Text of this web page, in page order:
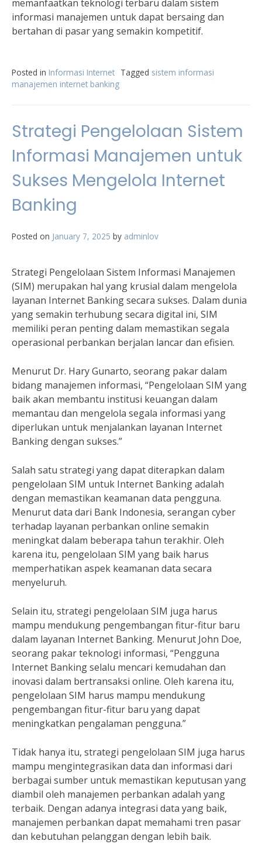
memanfaatkan teknologi terbaru dalam sistem
informasi manajemen untuk dapat bersaing dan
bertahan di pasar yang semakin kompetitif.
Posted in Informasi Internet Tagged sistem informasi
manajemen internet banking
Strategi Pengelolaan Sistem
Informasi Manajemen untuk
Sukses Mengelola Internet
Banking
Posted on January 7, 2025 by adminlov
Strategi Pengelolaan Sistem Informasi Manajemen
(SIM) merupakan hal yang krusial dalam mengelola
layanan Internet Banking secara sukses. Dalam dunia
yang semakin terhubung secara digital ini, SIM
memiliki peran penting dalam memastikan segala
operasional perbankan berjalan lancar dan efisien.
Menurut Dr. Hary Gunarto, seorang pakar dalam
bidang manajemen informasi, “Pengelolaan SIM yang
baik akan membantu institusi keuangan dalam
memantau dan mengelola segala informasi yang
diperlukan untuk menjalankan layanan Internet
Banking dengan sukses.”
Salah satu strategi yang dapat diterapkan dalam
pengelolaan SIM untuk Internet Banking adalah
dengan memastikan keamanan data pengguna.
Menurut data dari Bank Indonesia, serangan cyber
terhadap layanan perbankan online semakin
meningkat dalam beberapa tahun terakhir. Oleh
karena itu, pengelolaan SIM yang baik harus
memperhatikan aspek keamanan data secara
menyeluruh.
Selain itu, strategi pengelolaan SIM juga harus
mampu mendukung pengembangan fitur-fitur baru
dalam layanan Internet Banking. Menurut John Doe,
seorang pakar teknologi informasi, “Pengguna
Internet Banking selalu mencari kemudahan dan
inovasi dalam bertransaksi online. Oleh karena itu,
pengelolaan SIM harus mampu mendukung
pengembangan fitur-fitur baru yang dapat
meningkatkan pengalaman pengguna.”
Tidak hanya itu, strategi pengelolaan SIM juga harus
mampu mengintegrasikan data dan informasi dari
berbagai sumber untuk memastikan keputusan yang
diambil oleh manajemen perbankan adalah yang
terbaik. Dengan adanya integrasi data yang baik,
manajemen perbankan dapat memahami tren pasar
dan kebutuhan pelanggan dengan lebih baik.